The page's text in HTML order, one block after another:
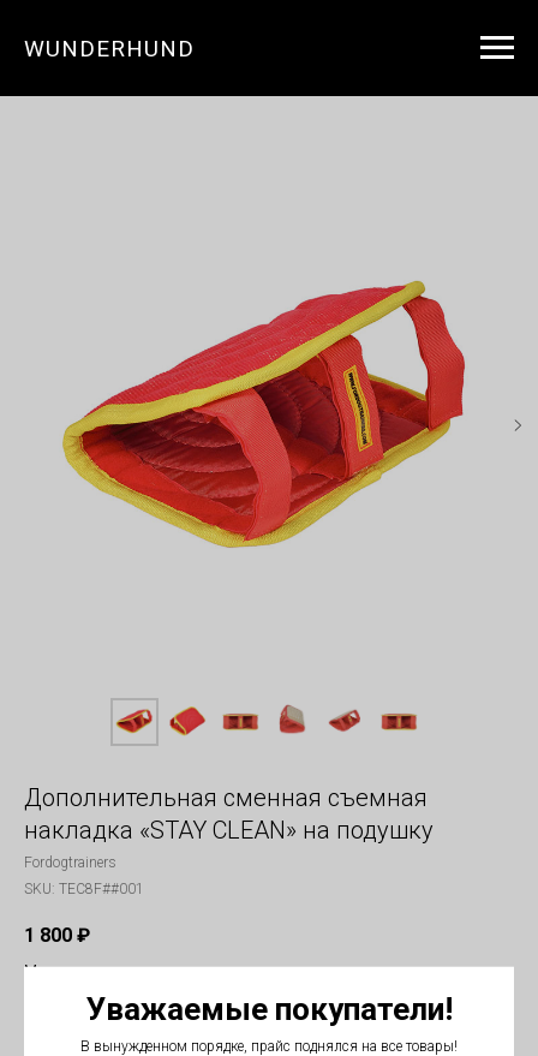
WUNDERHUND
Уважаемые покупатели!
В вынужденном порядке, прайс поднялся на все товары!
Дополнительная сменная съемная
накладка «STAY CLEAN» на подушку
Fordogtrainers
SKU: TEC8F##001
1 800 ₽
Материал